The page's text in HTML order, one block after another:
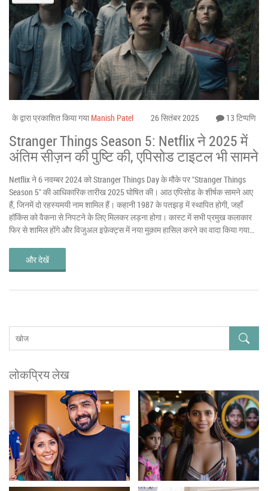
के द्वारा प्रकाशित किया गया Manish Patel 26 सितंबर 2025 13 टिप्पणि
Stranger Things Season 5: Netflix ने 2025 में
अंतिम सीज़न की पुष्टि की, एपिसोड टाइटल भी सामने
Netflix ने 6 नवम्बर 2024 को Stranger Things Day के मौके पर "Stranger Things
Season 5" की आधिकारिक तारीख 2025 घोषित की। आठ एपिसोड के शीर्षक सामने आए
हैं, जिनमें दो रहस्यमयी नाम शामिल हैं। कहानी 1987 के पतझड़ में स्थापित होगी, जहाँ
हॉकिंस को वैकना से निपटने के लिए मिलकर लड़ना होगा। कास्ट में सभी प्रमुख कलाकार
फिर से शामिल होंगे और विजुअल इफ़ेक्ट्स में नया मुक़ाम हासिल करने का वादा किया गया
और देखें
लोकप्रिय लेख